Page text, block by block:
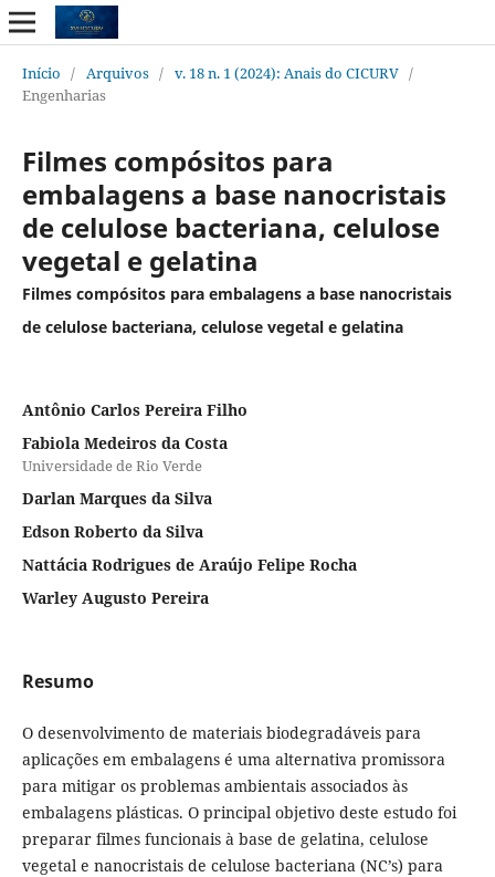
Início / Arquivos / v. 18 n. 1 (2024): Anais do CICURV /
Engenharias
Filmes compósitos para
embalagens a base nanocristais
de celulose bacteriana, celulose
vegetal e gelatina
Filmes compósitos para embalagens a base nanocristais
de celulose bacteriana, celulose vegetal e gelatina
Antônio Carlos Pereira Filho
Fabiola Medeiros da Costa
Universidade de Rio Verde
Darlan Marques da Silva
Edson Roberto da Silva
Nattácia Rodrigues de Araújo Felipe Rocha
Warley Augusto Pereira
Resumo
O desenvolvimento de materiais biodegradáveis para
aplicações em embalagens é uma alternativa promissora
para mitigar os problemas ambientais associados às
embalagens plásticas. O principal objetivo deste estudo foi
preparar filmes funcionais à base de gelatina, celulose
vegetal e nanocristais de celulose bacteriana (NC’s) para